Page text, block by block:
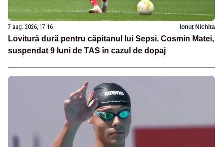
7 aug. 2026, 17:16 Ionuț Nichita
Lovitură dură pentru căpitanul lui Sepsi. Cosmin Matei,
suspendat 9 luni de TAS în cazul de dopaj